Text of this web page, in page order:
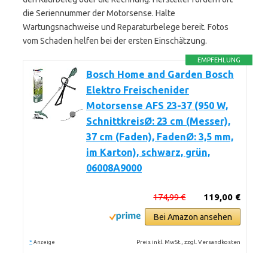
die Seriennummer der Motorsense. Halte
Wartungsnachweise und Reparaturbelege bereit. Fotos
vom Schaden helfen bei der ersten Einschätzung.
EMPFEHLUNG
Bosch Home and Garden Bosch
Elektro Freischenider
Motorsense AFS 23-37 (950 W,
SchnittkreisØ: 23 cm (Messer),
37 cm (Faden), FadenØ: 3,5 mm,
im Karton), schwarz, grün,
06008A9000
119,00 €
174,99 €
Bei Amazon ansehen
* Anzeige Preis inkl. MwSt., zzgl. Versandkosten